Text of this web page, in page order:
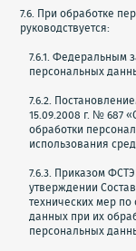
7.6. При обработке
руководствуется:
7.6.1. Федеральным
персональных
7.6.2.
15.09.2008 г. № 687
обработки
использования
7.6.3. Приказом
утверждении
технических мер
данных при их
персональных